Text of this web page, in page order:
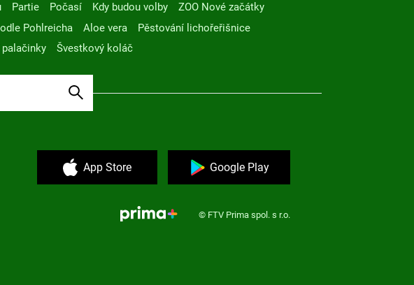
Partie Počasí Kdy budou volby
ZOO Nové začátky
Pohlreicha Aloe vera
Pěstování lichořeřišnice
Švestkový koláč
App Store Google Play
© FTV Prima spol. s r.o.